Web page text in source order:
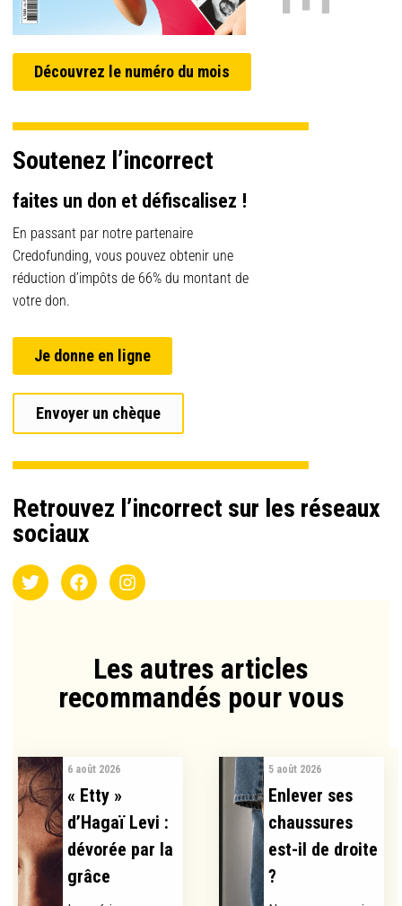
Découvrez le numéro du mois
Soutenez l’incorrect
faites un don et défiscalisez !
En passant par notre partenaire
Credofunding, vous pouvez obtenir une
réduction d’impôts de 66% du montant de
votre don.
Je donne en ligne
Envoyer un chèque
Retrouvez l’incorrect sur les réseaux
sociaux
Les autres articles
recommandés pour vous​
6 août 2026
« Etty »
d’Hagaï Levi :
dévorée par la
grâce
5 août 2026
Enlever ses
chaussures
est-il de droite
?